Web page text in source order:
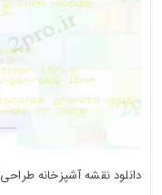
دانلود نقشه آشپزخانه طراحی